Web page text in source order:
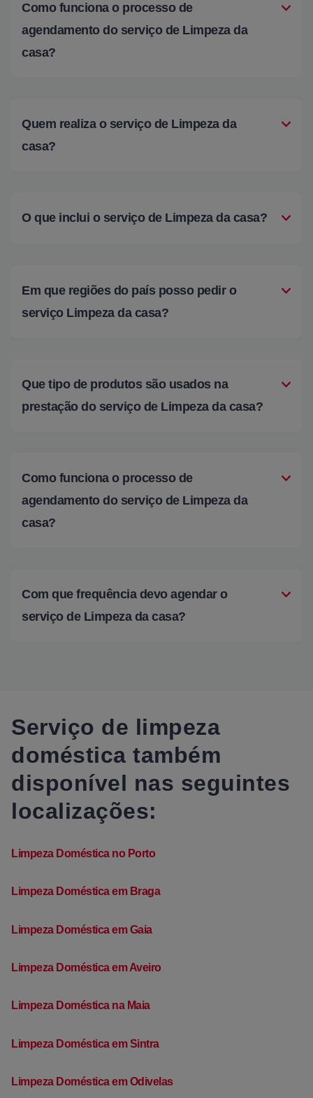
Como funciona o processo de
agendamento do serviço de Limpeza da
casa?
Quem realiza o serviço de Limpeza da
casa?
O que inclui o serviço de Limpeza da casa?
Em que regiões do país posso pedir o
serviço Limpeza da casa?
Que tipo de produtos são usados na
prestação do serviço de Limpeza da casa?
Como funciona o processo de
agendamento do serviço de Limpeza da
casa?
Com que frequência devo agendar o
serviço de Limpeza da casa?
Serviço de limpeza
doméstica também
disponível nas seguintes
localizações:
Limpeza Doméstica no Porto
Limpeza Doméstica em Braga
Limpeza Doméstica em Gaia
Limpeza Doméstica em Aveiro
Limpeza Doméstica na Maia
Limpeza Doméstica em Sintra
Limpeza Doméstica em Odivelas